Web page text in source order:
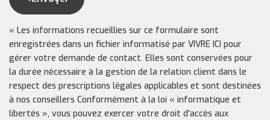
« Les informations recueillies sur ce formulaire sont
enregistrées dans un fichier informatisé par VIVRE ICI pour
gérer votre demande de contact. Elles sont conservées pour
la durée nécessaire à la gestion de la relation client dans le
respect des prescriptions légales applicables et sont destinées
à nos conseillers Conformément à la loi « informatique et
libertés », vous pouvez exercer votre droit d'accès aux